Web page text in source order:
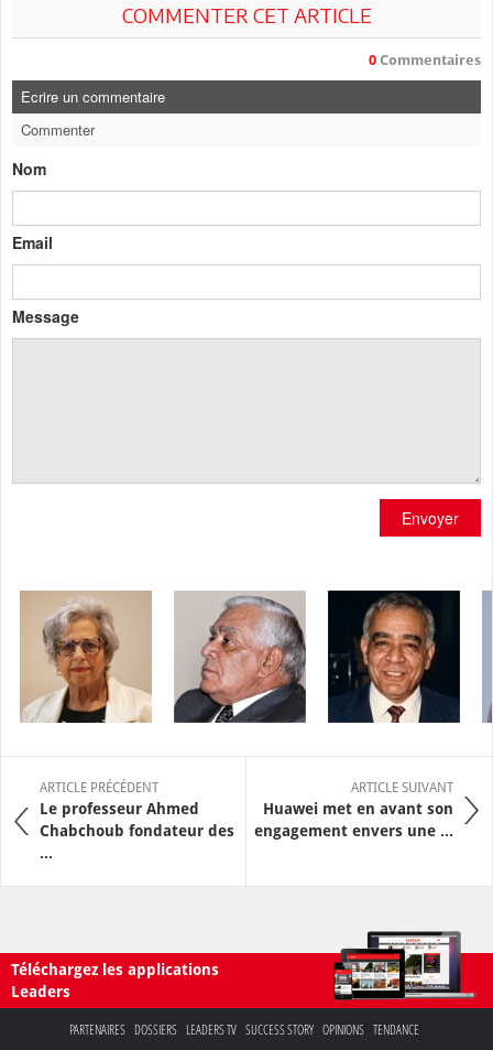
COMMENTER CET ARTICLE
0 Commentaires
Ecrire un commentaire
Commenter
Nom
Email
Message
Envoyer
ARTICLE PRÉCÉDENT
Le professeur Ahmed
Chabchoub fondateur des
...
ARTICLE SUIVANT
Huawei met en avant son
engagement envers une ...
Téléchargez les applications
Leaders
PARTENAIRES DOSSIERS LEADERS TV SUCCESS STORY OPINIONS TENDANCE